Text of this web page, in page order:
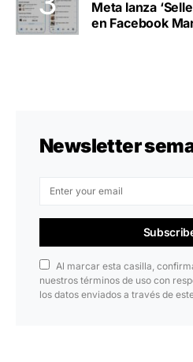
Meta lanza
en Facebook
Newsletter
Al marcar esta casilla,
nuestros términos de uso con
los datos enviados a través de